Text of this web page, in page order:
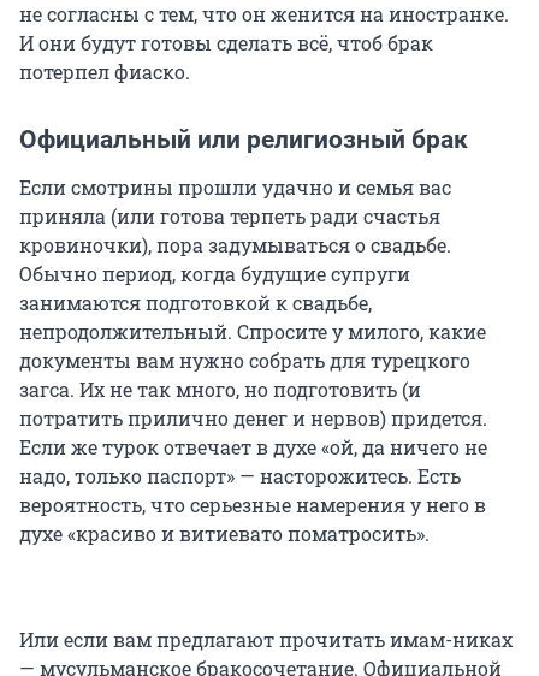
не согласны с тем, что он женится на иностранке.
И они будут готовы сделать всё, чтоб брак
потерпел фиаско.
Официальный или религиозный брак
Если смотрины прошли удачно и семья вас
приняла (или готова терпеть ради счастья
кровиночки), пора задумываться о свадьбе.
Обычно период, когда будущие супруги
занимаются подготовкой к свадьбе,
непродолжительный. Спросите у милого, какие
документы вам нужно собрать для турецкого
загса. Их не так много, но подготовить (и
потратить прилично денег и нервов) придется.
Если же турок отвечает в духе «ой, да ничего не
надо, только паспорт» — насторожитесь. Есть
вероятность, что серьезные намерения у него в
духе «красиво и витиевато поматросить».
Или если вам предлагают прочитать имам-никах
— мусульманское бракосочетание. Официальной